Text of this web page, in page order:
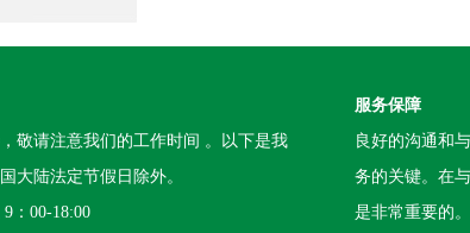
敬请注意我们的工作时间 。以下是我
大陆法定节假日除外。
：00-18:00
服务保障
良好的沟通和
务的关键。在
是非常重要的